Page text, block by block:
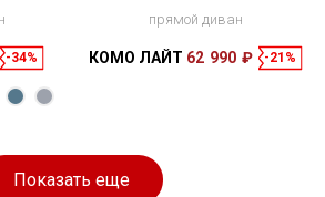
160 см
-34%
235 × 120 × 90
прямой диван
КОМО ЛАЙТ 62 990 ₽ -21%
Показать еще